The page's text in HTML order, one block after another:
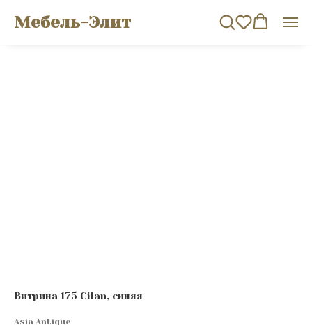
Мебель-Элит
Витрина 175 Cilan, синяя
Asia Antique